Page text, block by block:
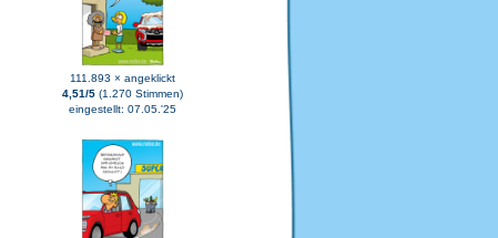
111.893 × angeklickt
4,51/5(1.270 Stimmen)
eingestellt: 07.05.'25